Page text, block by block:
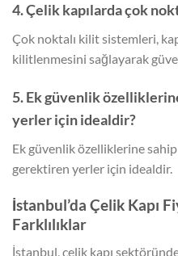
4. Çelik kapılarda çok
Çok noktalı kilit sistemleri,
kilitlenmesini sağlayarak
5. Ek güvenlik
yerler için idealdir?
Ek güvenlik özelliklerine
gerektiren yerler için idealdir.
İstanbul’da Çelik Kapı
Farklılıklar
İstanbul, çelik kapı